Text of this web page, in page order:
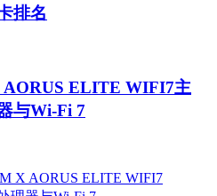
排名
AORUS ELITE WIFI7主
与Wi-Fi 7